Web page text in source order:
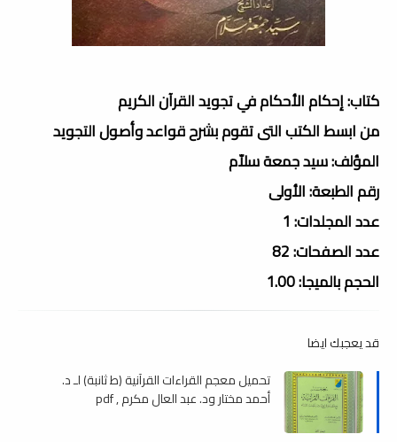
كتاب: إحكام الأحكام في تجويد القرآن الكريم
من ابسط الكتب التى تقوم بشرح قواعد وأصول التجويد
المؤلف: سيد جمعة سلاّم
رقم الطبعة: الأولى
عدد المجلدات: 1
عدد الصفحات: 82
الحجم بالميجا: 1.00
قد يعجبك ايضا
تحميل معجم القراءات القرآنية (ط ثانبة) لـ د.
أحمد مختار ود. عبد العال مكرم , pdf